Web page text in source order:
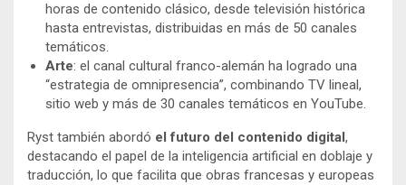
horas de contenido clásico, desde televisión histórica
hasta entrevistas, distribuidas en más de 50 canales
temáticos.
Arte: el canal cultural franco-alemán ha logrado una
“estrategia de omnipresencia”, combinando TV lineal,
sitio web y más de 30 canales temáticos en YouTube.
Ryst también abordó el futuro del contenido digital ,
destacando el papel de la inteligencia artificial en doblaje y
traducción, lo que facilita que obras francesas y europeas